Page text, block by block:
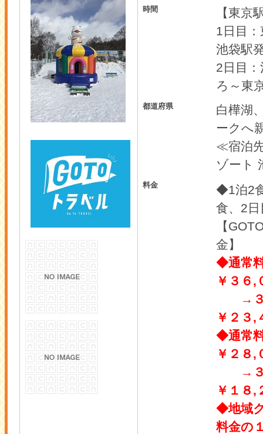
時間
【東京
1日目
池袋駅
2日目
ろ～東
都道府県
白樺湖
ークへ
≪宿泊
ゾート
料金
◆1泊2
食、2
【
金】
◆通常
￥３６,
→３
￥２３,
◆通常
￥２８,
→３
￥１８,
◆地域
料金の